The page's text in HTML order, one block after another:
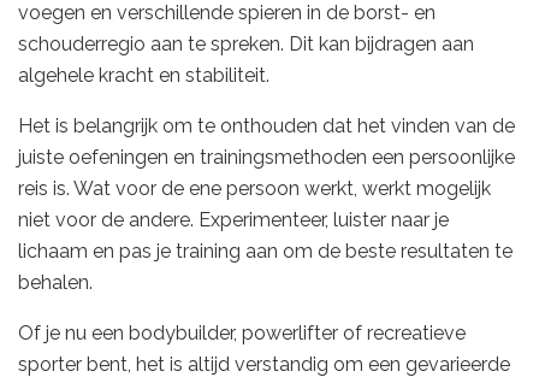
voegen en verschillende spieren in de borst- en
schouderregio aan te spreken. Dit kan bijdragen aan
algehele kracht en stabiliteit.
Het is belangrijk om te onthouden dat het vinden van de
juiste oefeningen en trainingsmethoden een persoonlijke
reis is. Wat voor de ene persoon werkt, werkt mogelijk
niet voor de andere. Experimenteer, luister naar je
lichaam en pas je training aan om de beste resultaten te
behalen.
Of je nu een bodybuilder, powerlifter of recreatieve
sporter bent, het is altijd verstandig om een gevarieerde